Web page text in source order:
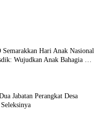
Hari Anak Nasional
Wujudkan Anak Bahagia dan
Jabatan Perangkat Desa